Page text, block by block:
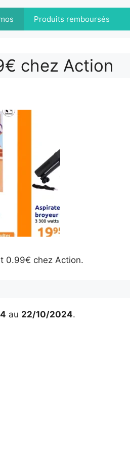
Produits remboursés
chez Action
0.99€ chez Action.
au 22/10/2024.